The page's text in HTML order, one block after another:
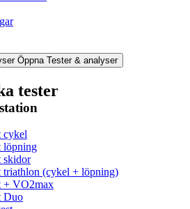
Öppna Tester & analyser
tester
cykel
löpning
skidor
triathlon (cykel + löpning)
+ VO2max
Duo